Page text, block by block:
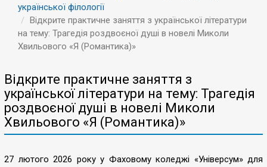
української філології
Відкрите практичне заняття з української літератури
на тему: Трагедія роздвоєної душі в новелі Миколи
Хвильового «Я (Романтика)»
Відкрите практичне заняття з
української літератури на тему: Трагедія
роздвоєної душі в новелі Миколи
Хвильового «Я (Романтика)»
27 лютого 2026 року у Фаховому коледжі «Універсум» для